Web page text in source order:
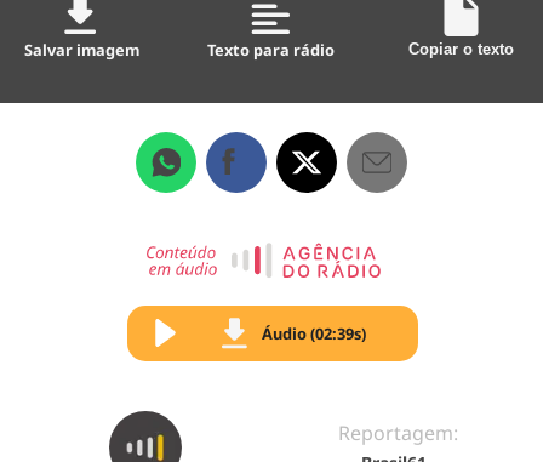
Salvar imagem Texto para rádio Copiar o texto
Áudio (02:39s)
Reportagem: